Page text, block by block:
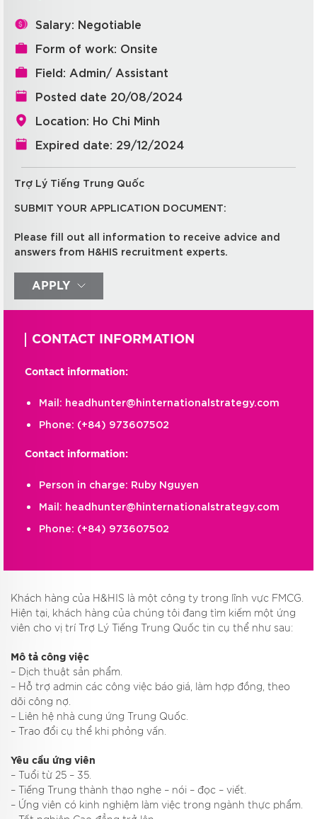
Salary: Negotiable
Form of work: Onsite
Field: Admin/ Assistant
Posted date 20/08/2024
Location: Ho Chi Minh
Expired date: 29/12/2024
Trợ Lý Tiếng Trung Quốc
SUBMIT YOUR APPLICATION DOCUMENT:
Please fill out all information to receive advice and
answers from H&HIS recruitment experts.
APPLY
CONTACT INFORMATION
Contact information:
Mail: headhunter@hinternationalstrategy.com
Phone: (+84) 973607502
Contact information:
Person in charge: Ruby Nguyen
Mail: headhunter@hinternationalstrategy.com
Phone: (+84) 973607502
Khách hàng của H&HIS là một công ty trong lĩnh vực FMCG.
Hiện tại, khách hàng của chúng tôi đang tìm kiếm một ứng
viên cho vị trí Trợ Lý Tiếng Trung Quốc tin cụ thể như sau:
Mô tả công việc
– Dịch thuật sản phẩm.
– Hỗ trợ admin các công việc báo giá, làm hợp đồng, theo
dõi công nợ.
– Liên hệ nhà cung ứng Trung Quốc.
– Trao đổi cụ thể khi phỏng vấn.
Yêu cầu ứng viên
– Tuổi từ 25 – 35.
– Tiếng Trung thành thạo nghe – nói – đọc – viết.
– Ứng viên có kinh nghiệm làm việc trong ngành thực phẩm.